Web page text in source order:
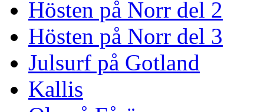
Hösten på Norr del 2
Hösten på Norr del 3
Julsurf på Gotland
Kallis